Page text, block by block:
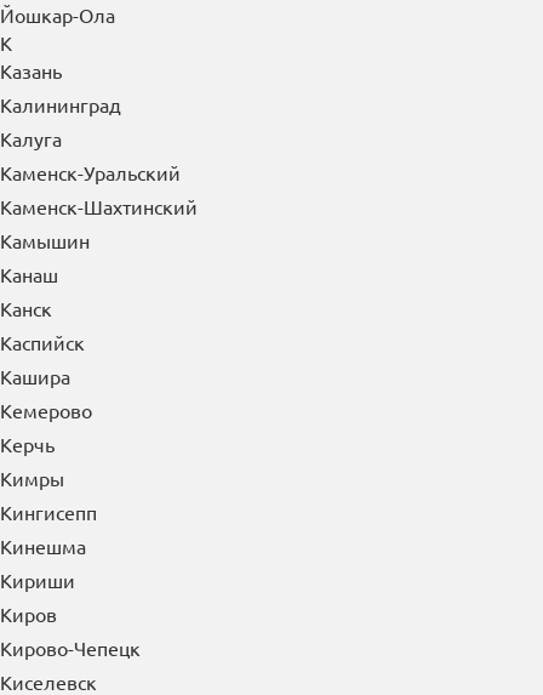
Йошкар-Ола
К
Казань
Калининград
Калуга
Каменск-Уральский
Каменск-Шахтинский
Камышин
Канаш
Канск
Каспийск
Кашира
Кемерово
Керчь
Кимры
Кингисепп
Кинешма
Кириши
Киров
Кирово-Чепецк
Киселевск